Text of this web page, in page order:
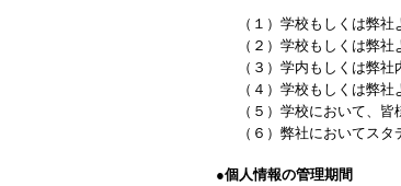
（１）学校もしくは弊
（２）学校もしくは弊
（３）学内もしくは弊
（４）学校もしくは弊
（５）学校において、
（６）弊社においてス
●個人情報の管理期間